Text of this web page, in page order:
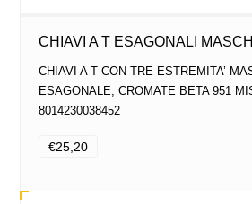
CHIAVI A T ESAGONALI
CHIAVI A T CON TRE ESTREMITA’
ESAGONALE, CROMATE BETA 951
8014230038452
€25,20